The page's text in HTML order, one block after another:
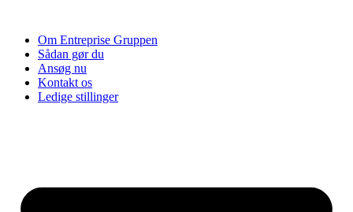
indholdOm Entreprise Gruppen
Sådan gør du
Ansøg nu
Kontakt os
Ledige stillinger